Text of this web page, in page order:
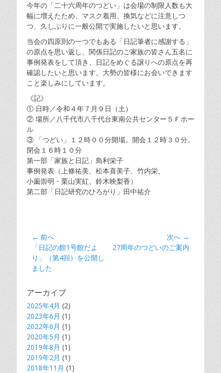
今年の「二十六周年のつどい」は会場の制限人数も大
幅に増えたため、マスク着用、換気などに注意しつ
つ、久しぶりに一般公開で実施したいと思います。
当会の四原則の一つでもある「日記筆者に感謝する」
の原点を思い返し、関係日記のご家族の皆さん五名に
事例発表をして頂き、日記をめぐる譲りへの原点を再
確認したいと思います。大勢の皆様にお会いできます
こと楽しみにしています。
《記》
① 日時／令和４年７月９日（土）
② 場所／八千代市八千代台東南公共センター５Ｆホー
ル
③ 「つどい」１２時００分開場。開会１２時３０分。
閉会１６時１０分
第一部「家族と日記」島利栄子
事例発表（上條祐美、松本喜美子、竹内栄、
小薗崇明・栗山実紅、鈴木映梨香）
第二部「日記研究のひろがり」田中祐介
投
稿
ナ
ゲ
ー
シ
ョ
ン
← 前へ
前
の
記
「日記の館1号館だよ
り」（第4回）を公開し
ました
次へ →
次
27周年のつどいのご案内
アーカイブ
2025年4月 (2)
2023年6月 (1)
2022年6月 (1)
2020年5月 (1)
2019年8月 (1)
2019年2月 (1)
2018年11月 (1)